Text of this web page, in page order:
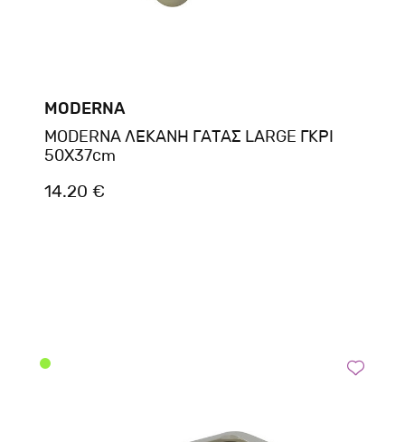
MODERNA
MODERNA ΛΕΚΑΝΗ ΓΑΤΑΣ LARGE ΓΚΡΙ
50X37cm
14.20 €